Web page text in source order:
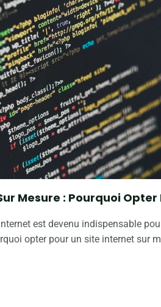
Mesure : Pourquoi
est devenu indispensable
opter pour un site internet sur